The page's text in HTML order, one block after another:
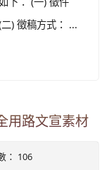
) 徵稿方式： ...
用路文宣素材
： 106